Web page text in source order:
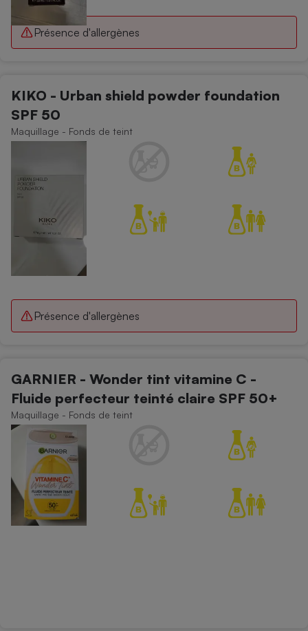
Présence d'allergènes
KIKO - Urban shield powder foundation
SPF 50
Maquillage - Fonds de teint
Présence d'allergènes
GARNIER - Wonder tint vitamine C -
Fluide perfecteur teinté claire SPF 50+
Maquillage - Fonds de teint